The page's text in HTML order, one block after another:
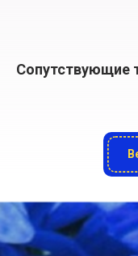
Сопутствующие